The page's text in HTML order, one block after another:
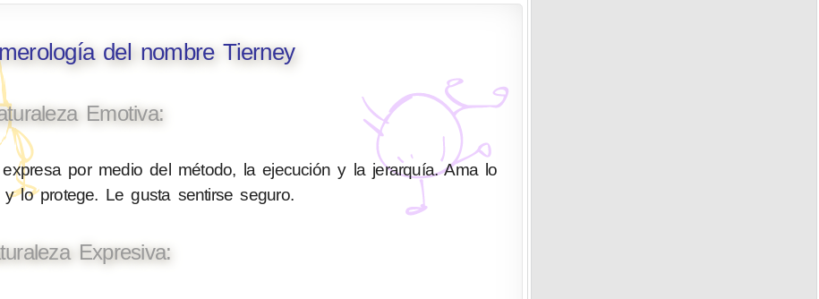
del nombre Tierney
Emotiva:
por medio del método, la ejecución y la jerarquía. Ama lo
lo protege. Le gusta sentirse seguro.
Expresiva: